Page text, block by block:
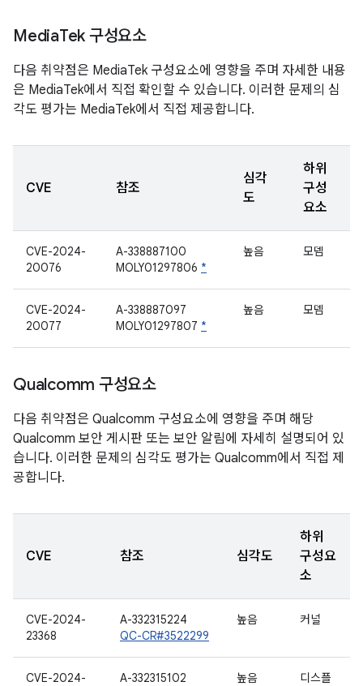
MediaTek 구성요소
다음 취약점은 MediaTek 구성요소에 영향을 주며 자세한 내용
은 MediaTek에서 직접 확인할 수 있습니다. 이러한 문제의 심
각도 평가는 MediaTek에서 직접 제공합니다.
CVE 참조
심각
도
하위
구성
요소
CVE-2024-
20076
A-338887100
MOLY01297806 *
높음 모뎀
CVE-2024-
20077
A-338887097
MOLY01297807 *
높음 모뎀
Qualcomm 구성요소
다음 취약점은 Qualcomm 구성요소에 영향을 주며 해당
Qualcomm 보안 게시판 또는 보안 알림에 자세히 설명되어 있
습니다. 이러한 문제의 심각도 평가는 Qualcomm에서 직접 제
공합니다.
CVE 참조 심각도
하위
구성요
소
CVE-2024-
23368
A-332315224
QC-CR#3522299
높음 커널
CVE-2024-
A-332315102
높음
디스플